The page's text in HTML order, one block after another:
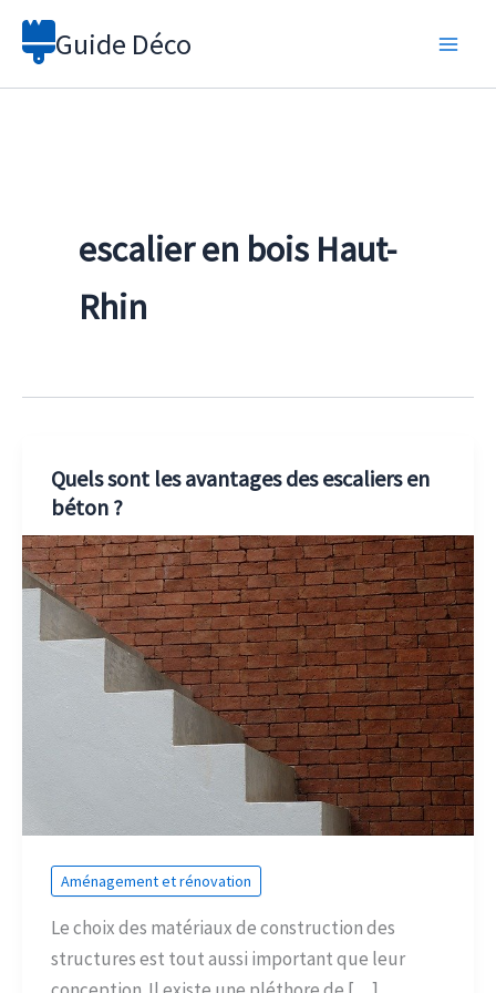
Aller
Guide Déco
escalier en bois Haut-
Rhin
Quels sont les avantages des escaliers en
béton ?
Aménagement et rénovation
Le choix des matériaux de construction des
structures est tout aussi important que leur